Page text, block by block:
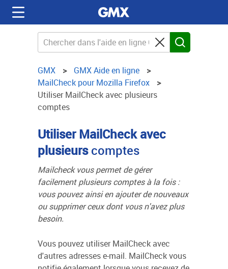
GMX
GMX Aide en ligne
MailCheck pour Mozilla Firefox
Utiliser MailCheck avec plusieurs
comptes
Utiliser MailCheck avec
plusieurscomptes
Mailcheck vous permet de gérer
facilement plusieurs comptes à la fois :
vous pouvez ainsi en ajouter de nouveaux
ou supprimer ceux dont vous n'avez plus
besoin.
Vous pouvez utiliser MailCheck avec
d'autres adresses e-mail. MailCheck vous